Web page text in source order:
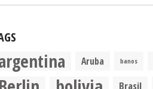
Aruba banos
Brasil